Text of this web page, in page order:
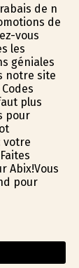
de fin
de
vous
les
géniales
notre site
plus
pour
votre
Abix!Vous
pour